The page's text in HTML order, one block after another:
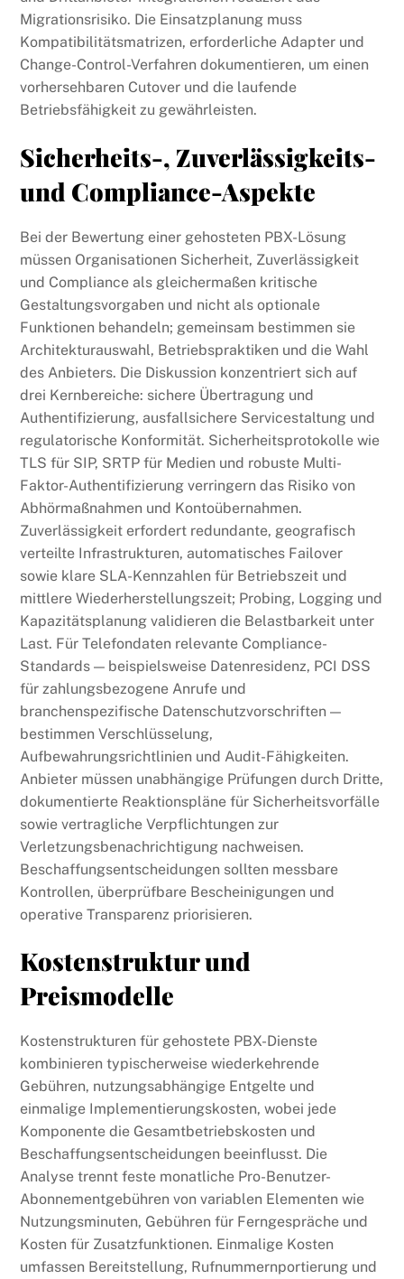
Migrationsrisiko. Die Einsatzplanung muss
Kompatibilitätsmatrizen, erforderliche Adapter und
Change-Control-Verfahren dokumentieren, um einen
vorhersehbaren Cutover und die laufende
Betriebsfähigkeit zu gewährleisten.
Sicherheits-, Zuverlässigkeits-
und Compliance-Aspekte
Bei der Bewertung einer gehosteten PBX-Lösung
müssen Organisationen Sicherheit, Zuverlässigkeit
und Compliance als gleichermaßen kritische
Gestaltungsvorgaben und nicht als optionale
Funktionen behandeln; gemeinsam bestimmen sie
Architekturauswahl, Betriebspraktiken und die Wahl
des Anbieters. Die Diskussion konzentriert sich auf
drei Kernbereiche: sichere Übertragung und
Authentifizierung, ausfallsichere Servicestaltung und
regulatorische Konformität. Sicherheitsprotokolle wie
TLS für SIP, SRTP für Medien und robuste Multi-
Faktor-Authentifizierung verringern das Risiko von
Abhörmaßnahmen und Kontoübernahmen.
Zuverlässigkeit erfordert redundante, geografisch
verteilte Infrastrukturen, automatisches Failover
sowie klare SLA-Kennzahlen für Betriebszeit und
mittlere Wiederherstellungszeit; Probing, Logging und
Kapazitätsplanung validieren die Belastbarkeit unter
Last. Für Telefondaten relevante Compliance-
Standards — beispielsweise Datenresidenz, PCI DSS
für zahlungsbezogene Anrufe und
branchenspezifische Datenschutzvorschriften —
bestimmen Verschlüsselung,
Aufbewahrungsrichtlinien und Audit-Fähigkeiten.
Anbieter müssen unabhängige Prüfungen durch Dritte,
dokumentierte Reaktionspläne für Sicherheitsvorfälle
sowie vertragliche Verpflichtungen zur
Verletzungsbenachrichtigung nachweisen.
Beschaffungsentscheidungen sollten messbare
Kontrollen, überprüfbare Bescheinigungen und
operative Transparenz priorisieren.
Kostenstruktur und
Preismodelle
Kostenstrukturen für gehostete PBX-Dienste
kombinieren typischerweise wiederkehrende
Gebühren, nutzungsabhängige Entgelte und
einmalige Implementierungskosten, wobei jede
Komponente die Gesamtbetriebskosten und
Beschaffungsentscheidungen beeinflusst. Die
Analyse trennt feste monatliche Pro-Benutzer-
Abonnementgebühren von variablen Elementen wie
Nutzungsminuten, Gebühren für Ferngespräche und
Kosten für Zusatzfunktionen. Einmalige Kosten
umfassen Bereitstellung, Rufnummernportierung und